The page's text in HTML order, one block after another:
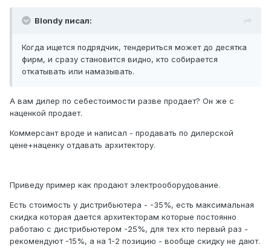
Blondy писал:
Когда ищется подрядчик, тендериться может до десятка
фирм, и сразу становится видно, кто собирается
откатывать или намазывать.
А вам дилер по себестоимости разве продает? Он же с
наценкой продает.
Коммерсант вроде и написал - продавать по дилерской
цене+наценку отдавать архитектору.
Приведу пример как продают электрооборудование.
Есть стоимость у дистрибьютера - -35%, есть максимальная
скидка которая дается архитекторам которые постоянно
работаю с дистрибьютером -25%, для тех кто первый раз -
рекомендуют -15%, а на 1-2 позицию - вообще скидку не дают.